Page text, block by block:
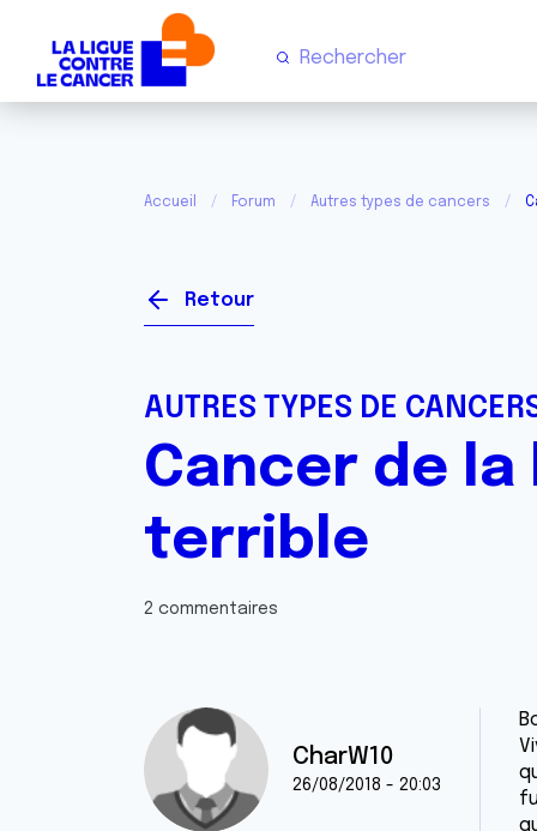
Accueil Forum Autres types de cancers
Retour
AUTRES TYPES DE
Cancer de
terrible
2 commentaires
CharW10
26/08/2018 - 20:03